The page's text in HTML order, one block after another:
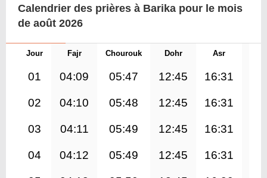
Calendrier des prières à Barika pour le mois
de août 2026
Jour Fajr Chourouk Dohr Asr
01 04:09 05:47 12:45 16:31
02 04:10 05:48 12:45 16:31
03 04:11 05:49 12:45 16:31
04 04:12 05:49 12:45 16:31